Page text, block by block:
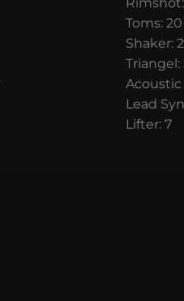
Toms: 20
Shaker:
Triangel:
Acoustic
Lead
Lifter: 7